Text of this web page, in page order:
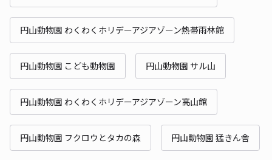
円山動物園 わくわくホリデーアジアゾーン熱帯雨林館
円山動物園 こども動物園 円山動物園 サル山
円山動物園 わくわくホリデーアジアゾーン高山館
円山動物園 フクロウとタカの森 円山動物園 猛きん舎